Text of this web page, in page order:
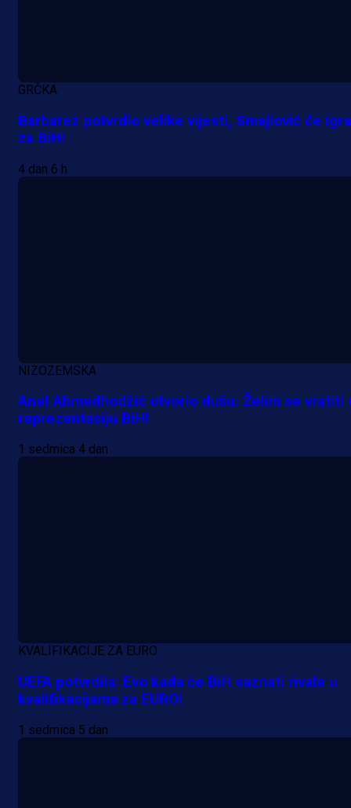
A Selekcija
Pogledajte gol: Tabaković zabio
trijumf Salzburga u Evropskoj ligi!
7 h 35 min
specijale i iskoristi jedinstvenu
9 h 42 min
GRČKA
Barbarez potvrdio velike vijesti, Smajlović će
za BiH!
4 dan 6 h
NIZOZEMSKA
Anel Ahmedhodžić otvorio dušu: Želim se vratiti
reprezentaciju BiH!
1 sedmica 4 dan
KVALIFIKACIJE ZA EURO
UEFA potvrdila: Evo kada će BiH saznati rivale u
kvalifikacijama za EURO!
1 sedmica 5 dan